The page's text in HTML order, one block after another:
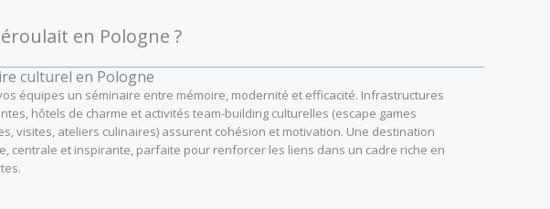
en Pologne ?
culturel en Pologne
équipes un séminaire entre mémoire, modernité et efficacité. Infrastructures
hôtels de charme et activités team-building culturelles (escape games
visites, ateliers culinaires) assurent cohésion et motivation. Une destination
centrale et inspirante, parfaite pour renforcer les liens dans un cadre riche en